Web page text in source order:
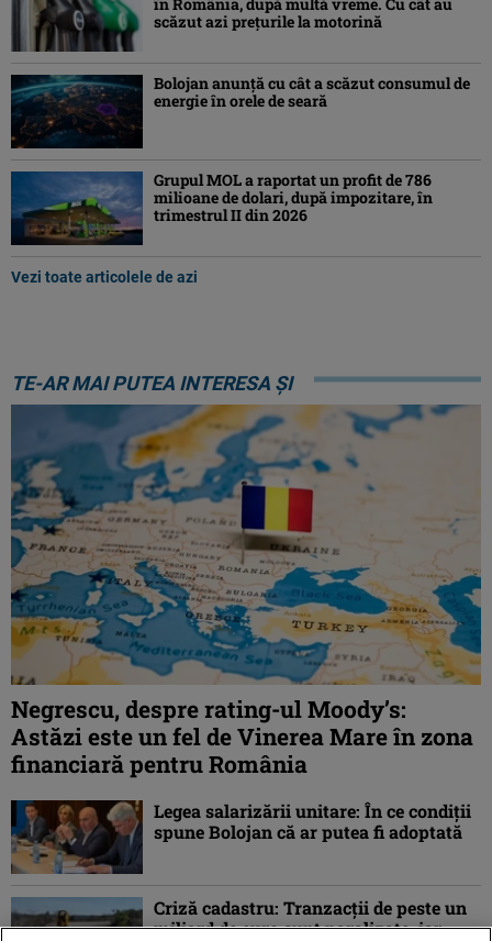
scăzut azi prețurile la motorină
Bolojan anunță cu cât a scăzut consumul de
energie în orele de seară
Grupul MOL a raportat un profit de 786
milioane de dolari, după impozitare, în
trimestrul II din 2026
Vezi toate articolele de azi
TE-AR MAI PUTEA INTERESA ȘI
Negrescu, despre rating-ul Moody’s:
Astăzi este un fel de Vinerea Mare în zona
financiară pentru România
Legea salarizării unitare: În ce condiții
spune Bolojan că ar putea fi adoptată
Criză cadastru: Tranzacţii de peste un
miliard de euro sunt paralizate, iar